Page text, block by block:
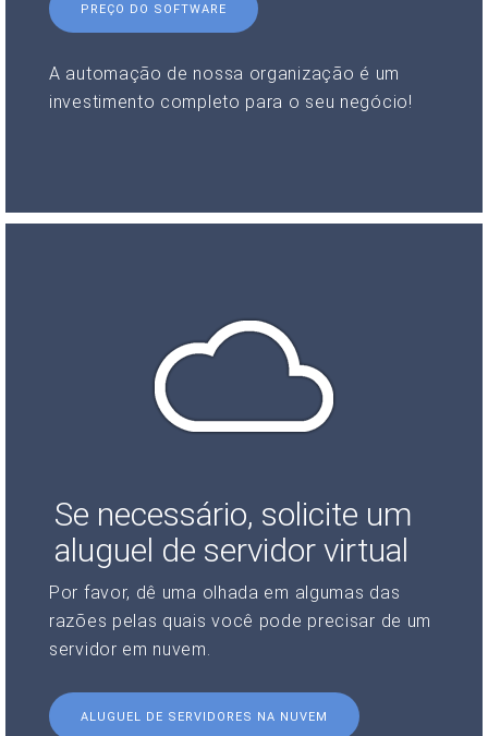
PREÇO DO SOFTWARE
A automação de nossa organização é um
investimento completo para o seu negócio!
Se necessário, solicite um
aluguel de servidor virtual
Por favor, dê uma olhada em algumas das
razões pelas quais você pode precisar de um
servidor em nuvem.
ALUGUEL DE SERVIDORES NA NUVEM